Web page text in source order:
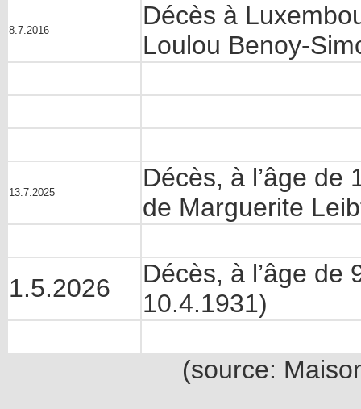
8.7.2016
Décès à
Loulou Benoy-
13.7.2025
Décès, à l’âge de
de Marguerite
1.5.2026
Décès, à l’âge de
10.4.1931)
(source: